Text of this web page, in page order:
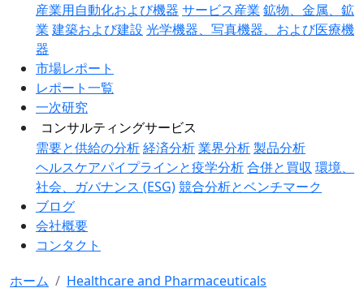
産業用自動化および機器 サービス産業 鉱物、金属、鉱
業 建築および建設 光学機器、写真機器、および医療機
器
市場レポート
レポート一覧
一次研究
コンサルティングサービス
需要と供給の分析経済分析業界分析製品分析
ヘルスケアパイプラインと疫学分析合併と買収 環境、
社会、ガバナンス (ESG)競合分析とベンチマーク
ブログ
会社概要
コンタクト
ホーム
Healthcare and Pharmaceuticals